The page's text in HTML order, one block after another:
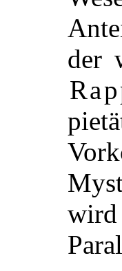
der
wird